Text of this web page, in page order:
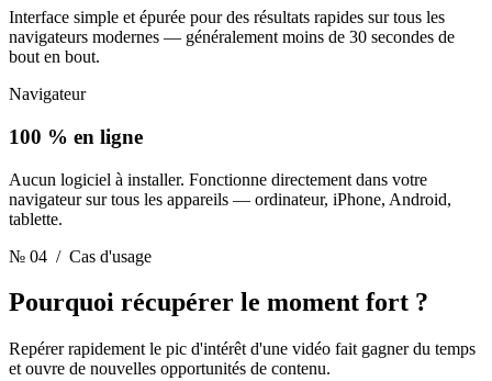
Interface simple et épurée pour des résultats rapides sur tous les
navigateurs modernes — généralement moins de 30 secondes de
bout en bout.
Navigateur
100 % en ligne
Aucun logiciel à installer. Fonctionne directement dans votre
navigateur sur tous les appareils — ordinateur, iPhone, Android,
tablette.
№ 04 / Cas d'usage
Pourquoi récupérer le moment fort ?
Repérer rapidement le pic d'intérêt d'une vidéo fait gagner du temps
et ouvre de nouvelles opportunités de contenu.